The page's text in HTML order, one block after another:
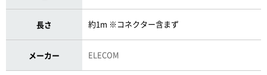
長さ 約1m ※コネクター含まず
メーカー ELECOM